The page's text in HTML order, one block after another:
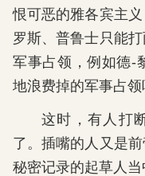
恨可恶的雅各宾主
罗斯、普鲁士只能
军事占领，例如德-
地浪费掉的军事占
这时，有人打
了。插嘴的人又是
秘密记录的起草人当